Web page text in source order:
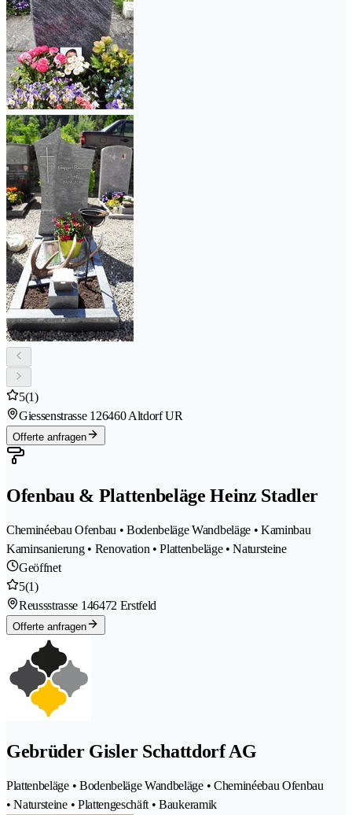
5(1)
Giessenstrasse 126460 Altdorf UR
Offerte anfragen
Ofenbau & Plattenbeläge Heinz Stadler
Cheminéebau Ofenbau • Bodenbeläge Wandbeläge • Kaminbau
Kaminsanierung • Renovation • Plattenbeläge • Natursteine
Geöffnet
5(1)
Reussstrasse 146472 Erstfeld
Offerte anfragen
Gebrüder Gisler Schattdorf AG
Plattenbeläge • Bodenbeläge Wandbeläge • Cheminéebau Ofenbau
• Natursteine • Plattengeschäft • Baukeramik